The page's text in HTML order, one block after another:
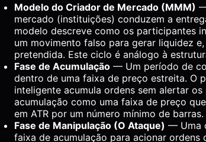
Modelo do Criador de Mercado (MMM)
mercado (instituições) conduzem a
modelo descreve como os participantes
um movimento falso para gerar liquidez
pretendida. Este ciclo é análogo à
Fase de Acumulação — Um período de
dentro de uma faixa de preço estreita. O
inteligente acumula ordens sem alertar
acumulação como uma faixa de preço
em ATR por um número mínimo de barras.
Fase de Manipulação (O Ataque) — Uma
faixa de acumulação para acionar